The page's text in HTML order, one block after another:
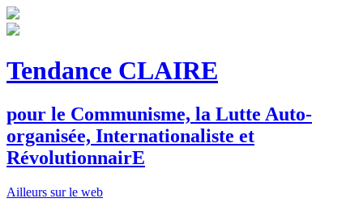
Tendance CLAIRE
pour le Communisme, la Lutte Auto-
organisée, Internationaliste et
RévolutionnairE
Ailleurs sur le web